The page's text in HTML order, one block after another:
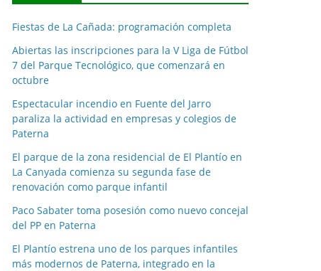
i
a
s
p
o
r
m
e
s
e
s
Fiestas de La Cañada: programación completa
Abiertas las inscripciones para la V Liga de Fútbol
7 del Parque Tecnológico, que comenzará en
octubre
Espectacular incendio en Fuente del Jarro
paraliza la actividad en empresas y colegios de
Paterna
El parque de la zona residencial de El Plantío en
La Canyada comienza su segunda fase de
renovación como parque infantil
Paco Sabater toma posesión como nuevo concejal
del PP en Paterna
El Plantío estrena uno de los parques infantiles
más modernos de Paterna, integrado en la